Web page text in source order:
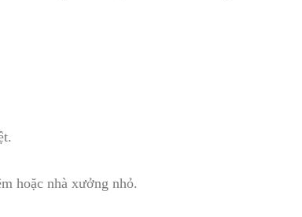
hoặc nhà xưởng nhỏ.